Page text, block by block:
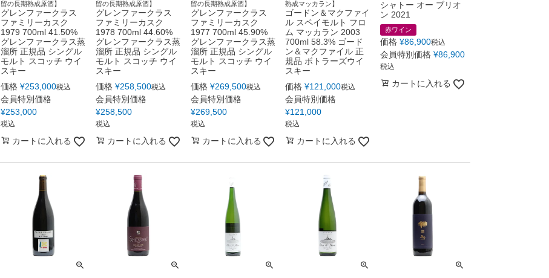
留の長期熟成原酒】
グレンファークラス
ファミリーカスク
1979 700ml 41.50%
グレンファークラス蒸
溜所 正規品 シングル
モルト スコッチ ウイ
スキー
価格 ¥253,000税込
会員特別価格
¥253,000
税込
カートに入れる
留の長期熟成原酒】
グレンファークラス
ファミリーカスク
1978 700ml 44.60%
グレンファークラス蒸
溜所 正規品 シングル
モルト スコッチ ウイ
スキー
価格 ¥258,500税込
会員特別価格
¥258,500
税込
カートに入れる
留の長期熟成原酒】
グレンファークラス
ファミリーカスク
1977 700ml 45.90%
グレンファークラス蒸
溜所 正規品 シングル
モルト スコッチ ウイ
スキー
価格 ¥269,500税込
会員特別価格
¥269,500
税込
カートに入れる
熟成マッカラン】
ゴードン＆マクファイ
ル スペイモルト フロ
ム マッカラン 2003
700ml 58.3% ゴード
ン＆マクファイル 正
規品 ボトラーズウイ
スキー
価格 ¥121,000税込
会員特別価格
¥121,000
税込
カートに入れる
シャトー オー ブリオ
ン 2021
赤ワイン
価格 ¥86,900税込
会員特別価格 ¥86,900
税込
カートに入れる